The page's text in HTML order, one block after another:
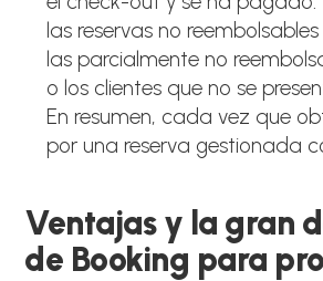
las reservas no
las parcialmente no
o los clientes que no se
En resumen, cada vez que
por una reserva gestionada
Ventajas y la gran
de Booking para